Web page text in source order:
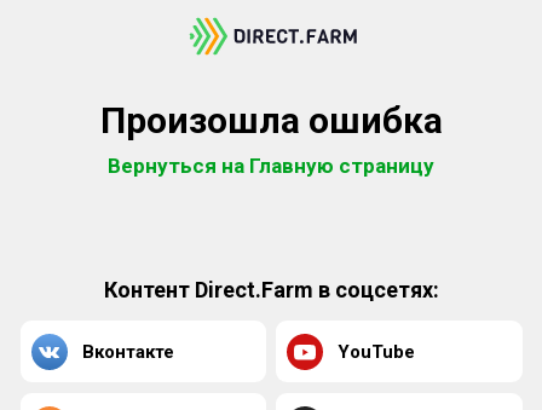
Произошла ошибка
Вернуться на Главную страницу
Контент Direct.Farm в соцсетях:
Вконтакте YouTube